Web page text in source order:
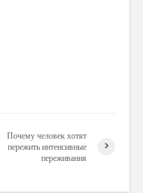
Почему человек хотят
пережить интенсивные
переживания